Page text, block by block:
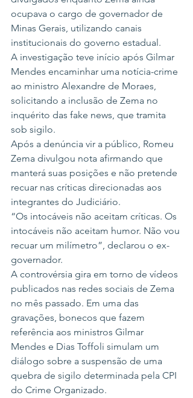
ocupava o cargo de governador de
Minas Gerais, utilizando canais
institucionais do governo estadual.
A investigação teve início após Gilmar
Mendes encaminhar uma notícia-crime
ao ministro Alexandre de Moraes,
solicitando a inclusão de Zema no
inquérito das fake news, que tramita
sob sigilo.
Após a denúncia vir a público, Romeu
Zema divulgou nota afirmando que
manterá suas posições e não pretende
recuar nas críticas direcionadas aos
integrantes do Judiciário.
“Os intocáveis não aceitam críticas. Os
intocáveis não aceitam humor. Não vou
recuar um milímetro”, declarou o ex-
governador.
A controvérsia gira em torno de vídeos
publicados nas redes sociais de Zema
no mês passado. Em uma das
gravações, bonecos que fazem
referência aos ministros Gilmar
Mendes e Dias Toffoli simulam um
diálogo sobre a suspensão de uma
quebra de sigilo determinada pela CPI
do Crime Organizado.